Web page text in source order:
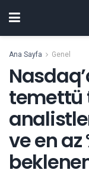
Ana Sayfa Genel
temettü
ve en az